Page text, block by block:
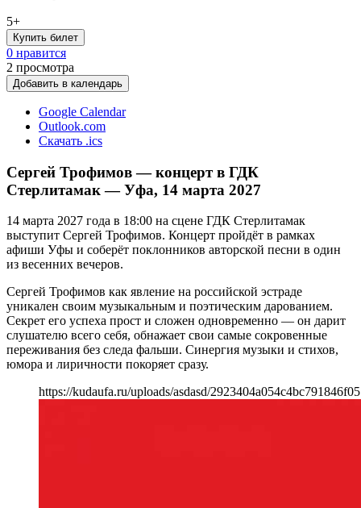
5+
Купить билет
0 нравится
2 просмотра
Добавить в календарь
Google Calendar
Outlook.com
Скачать .ics
Сергей Трофимов — концерт в ГДК
Стерлитамак — Уфа, 14 марта 2027
14 марта 2027 года в 18:00 на сцене ГДК Стерлитамак
выступит Сергей Трофимов. Концерт пройдёт в рамках
афиши Уфы и соберёт поклонников авторской песни в один
из весенних вечеров.
Сергей Трофимов как явление на российской эстраде
уникален своим музыкальным и поэтическим дарованием.
Секрет его успеха прост и сложен одновременно — он дарит
слушателю всего себя, обнажает свои самые сокровенные
переживания без следа фальши. Синергия музыки и стихов,
юмора и лиричности покоряет сразу.
https://kudaufa.ru/uploads/asdasd/